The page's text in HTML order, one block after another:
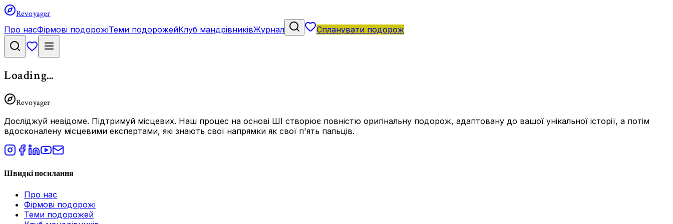
Revoyager
Про насФірмові подорожіТеми подорожейКлуб мандрівниківЖурнал Спланувати подорож
Loading...
Revoyager
Досліджуй невідоме. Підтримуй місцевих. Наш процес на основі ШІ створює повністю оригінальну подорож, адаптовану до вашої унікальної історії, а потім
вдосконалену місцевими експертами, які знають свої напрямки як свої п'ять пальців.
Швидкі посилання
Про нас
Фірмові подорожі
Теми подорожей